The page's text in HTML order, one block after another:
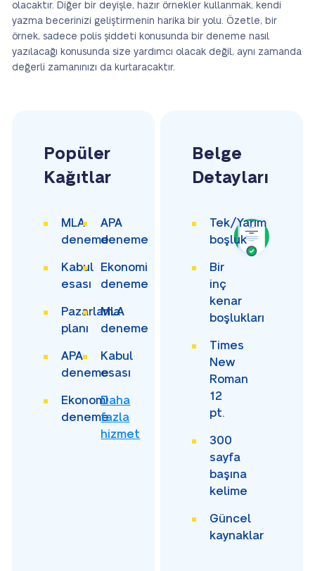
olacaktır. Diğer bir deyişle, hazır örnekler kullanmak, kendi
yazma becerinizi geliştirmenin harika bir yolu. Özetle, bir
örnek, sadece polis şiddeti konusunda bir deneme nasıl
yazılacağı konusunda size yardımcı olacak değil, aynı zamanda
değerli zamanınızı da kurtaracaktır.
Popüler
Kağıtlar
MLA
deneme
APA
deneme
Kabul
esası
Ekonomi
deneme
Pazarlama
planı
MLA
deneme
APA
deneme
Kabul
esası
Ekonomi
deneme
Daha
fazla
hizmet
Belge
Detayları
Tek/Yarım
boşluk
Bir
inç
kenar
boşlukları
Times
New
Roman
12
pt.
300
sayfa
başına
kelime
Güncel
kaynaklar